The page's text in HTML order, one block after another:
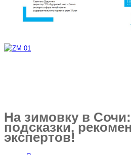
На зимовку в
подсказки,
экспертов!